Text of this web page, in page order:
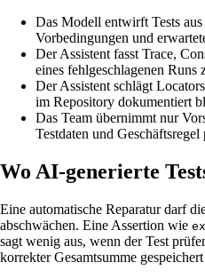
Das Modell entwirft Tests
Vorbedingungen und
Der Assistent fasst Trace,
eines fehlgeschlagenen Runs
Der Assistent schlägt
im Repository dokumentiert
Das Team übernimmt nur
Testdaten und Geschäftsregel
Wo AI-generierte
Eine automatische Reparatur darf
abschwächen. Eine Assertion wie
sagt wenig aus, wenn der Test
korrekter Gesamtsumme